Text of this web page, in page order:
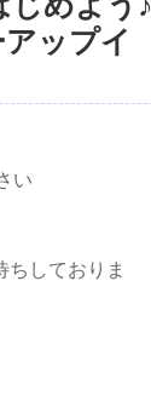
ップイ
い
しておりま